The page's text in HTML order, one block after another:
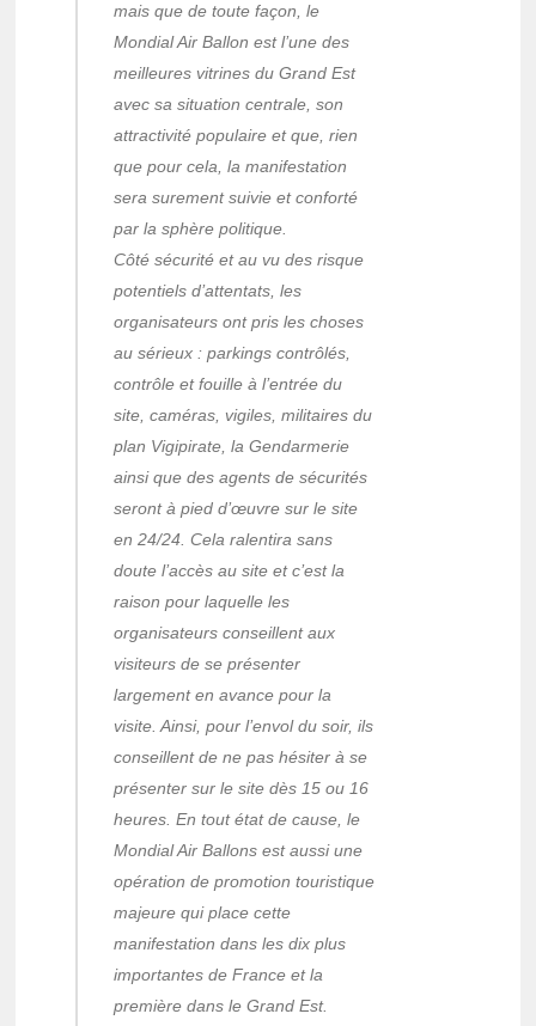
mais que de toute façon, le
Mondial Air Ballon est l’une des
meilleures vitrines du Grand Est
avec sa situation centrale, son
attractivité populaire et que, rien
que pour cela, la manifestation
sera surement suivie et conforté
par la sphère politique.
Côté sécurité et au vu des risque
potentiels d’attentats, les
organisateurs ont pris les choses
au sérieux : parkings contrôlés,
contrôle et fouille à l’entrée du
site, caméras, vigiles, militaires du
plan Vigipirate, la Gendarmerie
ainsi que des agents de sécurités
seront à pied d’œuvre sur le site
en 24/24. Cela ralentira sans
doute l’accès au site et c’est la
raison pour laquelle les
organisateurs conseillent aux
visiteurs de se présenter
largement en avance pour la
visite. Ainsi, pour l’envol du soir, ils
conseillent de ne pas hésiter à se
présenter sur le site dès 15 ou 16
heures. En tout état de cause, le
Mondial Air Ballons est aussi une
opération de promotion touristique
majeure qui place cette
manifestation dans les dix plus
importantes de France et la
première dans le Grand Est.